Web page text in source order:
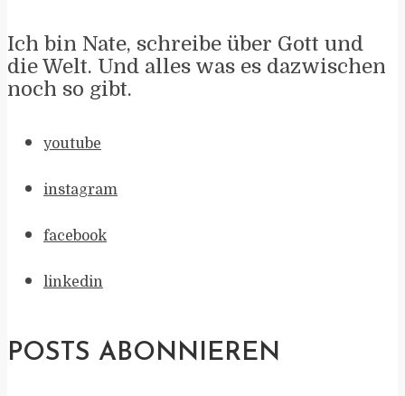
Ich bin Nate, schreibe über Gott und
die Welt. Und alles was es dazwischen
noch so gibt.
youtube
instagram
facebook
linkedin
POSTS ABONNIEREN